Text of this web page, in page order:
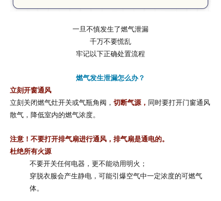
一旦不慎发生了燃气泄漏
千万不要慌乱
牢记以下正确处置流程
燃气发生泄漏怎么办？
立刻开窗通风
立刻关闭燃气灶开关或气瓶角阀， 切断气源， 同时要打开门窗通风
散气，降低室内的燃气浓度。
注意！ 不要打开排气扇进行通风，排气扇是通电的。
杜绝所有火源
不要开关任何电器，更不能动用明火；
穿脱衣服会产生静电，可能引爆空气中一定浓度的可燃气
体。